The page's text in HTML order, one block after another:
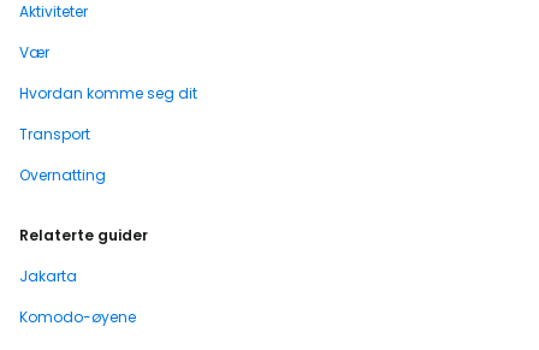
Aktiviteter
Vær
Hvordan komme seg dit
Transport
Overnatting
Relaterte guider
Jakarta
Komodo-øyene